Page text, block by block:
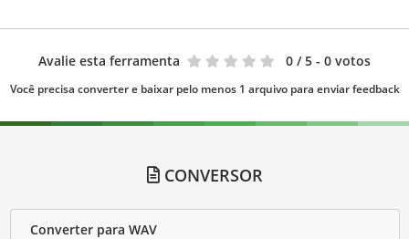
Avalie esta ferramenta 0 / 5 - 0 votos
Você precisa converter e baixar pelo menos 1 arquivo para enviar feedback
CONVERSOR
Converter para WAV